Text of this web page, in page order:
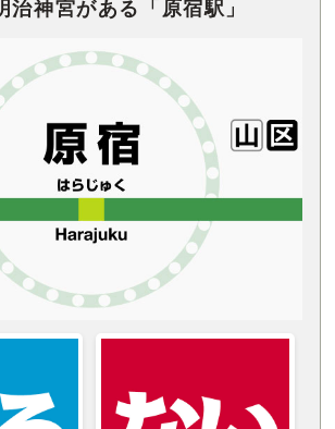
治神宮がある「原宿駅」